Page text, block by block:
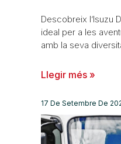
Descobreix l’Isuzu
ideal per a les
amb la seva
Llegir més »
17 De Setembre De